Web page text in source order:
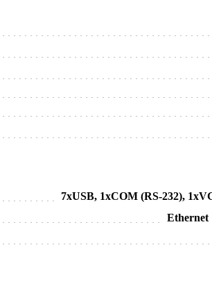
7хUSB, 1хCOM (RS-232),
Ethernet